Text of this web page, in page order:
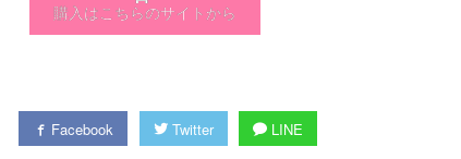
購入はこちらのサイトから
Facebook Twitter LINE